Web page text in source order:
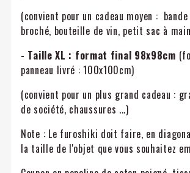
(convient pour un cadeau moyen :
broché, bouteille de vin, petit sac à
- Taille XL : format final 98x98cm
panneau livré : 100x100cm)
(convient pour un plus grand cadeau :
de société, chaussures ...)
Note : Le furoshiki doit faire, en
la taille de l'objet que vous souhaitez